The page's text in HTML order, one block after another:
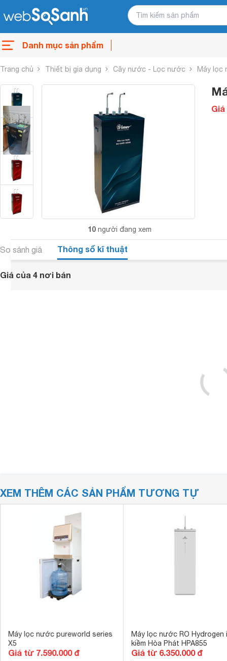
Danh mục sản phẩm
Trang chủ Thiết bị gia dụng Cây nước - Lọc nước Máy lọc
10 người đang xem
Giá
So sánh giá Thông số kĩ thuật
Giá của 4 nơi bán
XEM THÊM CÁC SẢN PHẨM TƯƠNG TỰ
Máy lọc nước pureworld series
X5
Giá từ 7.590.000 đ
Máy lọc nước RO Hydrogen
kiềm Hòa Phát HPA855
Giá từ 6.350.000 đ